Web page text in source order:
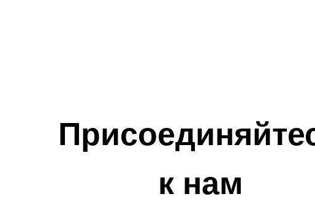
к нам